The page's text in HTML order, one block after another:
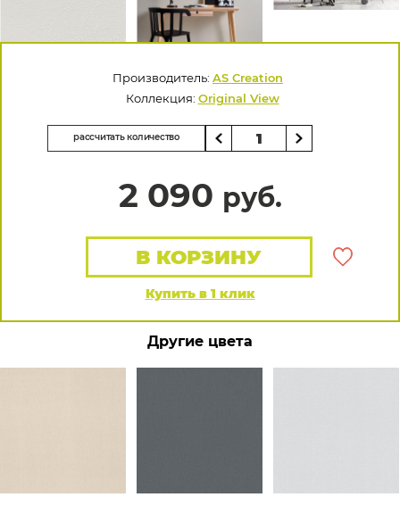
Производитель: AS Creation
Коллекция: Original View
рассчитать количество
2 090 руб.
Купить в 1 клик
В КОРЗИНУ
Другие цвета